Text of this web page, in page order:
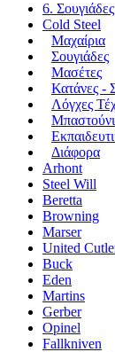
6.
Cold Steel
Μαχαίρια
Σουγιάδες
Μασέτες
Κατάνες -
Λόγχες
Διάφορα
Arhont
Steel Will
Beretta
Browning
Marser
United
Buck
Eden
Martins
Gerber
Opinel
Fallkniven